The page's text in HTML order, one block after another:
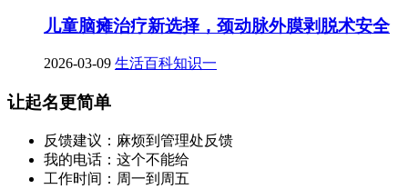
儿童脑瘫治疗新选择，颈动脉外膜剥脱术安全
2026-03-09 生活百科知识一
让起名更简单
反馈建议：麻烦到管理处反馈
我的电话：这个不能给
工作时间：周一到周五